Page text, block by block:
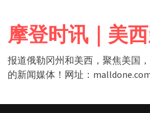
content
摩登时讯｜美
报道俄勒冈州和美西，聚焦美国
的新闻媒体！网址：